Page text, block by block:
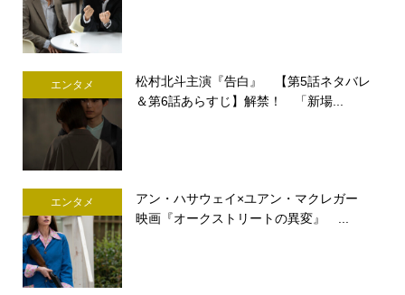
エンタメ
松村北斗主演『告白』 【第5話ネタバレ
＆第6話あらすじ】解禁！ 「新場...
エンタメ
アン・ハサウェイ×ユアン・マクレガー
映画『オークストリートの異変』 ...